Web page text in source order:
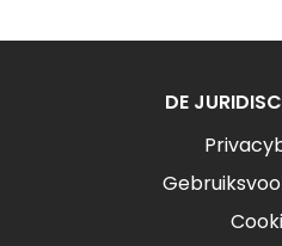
DE